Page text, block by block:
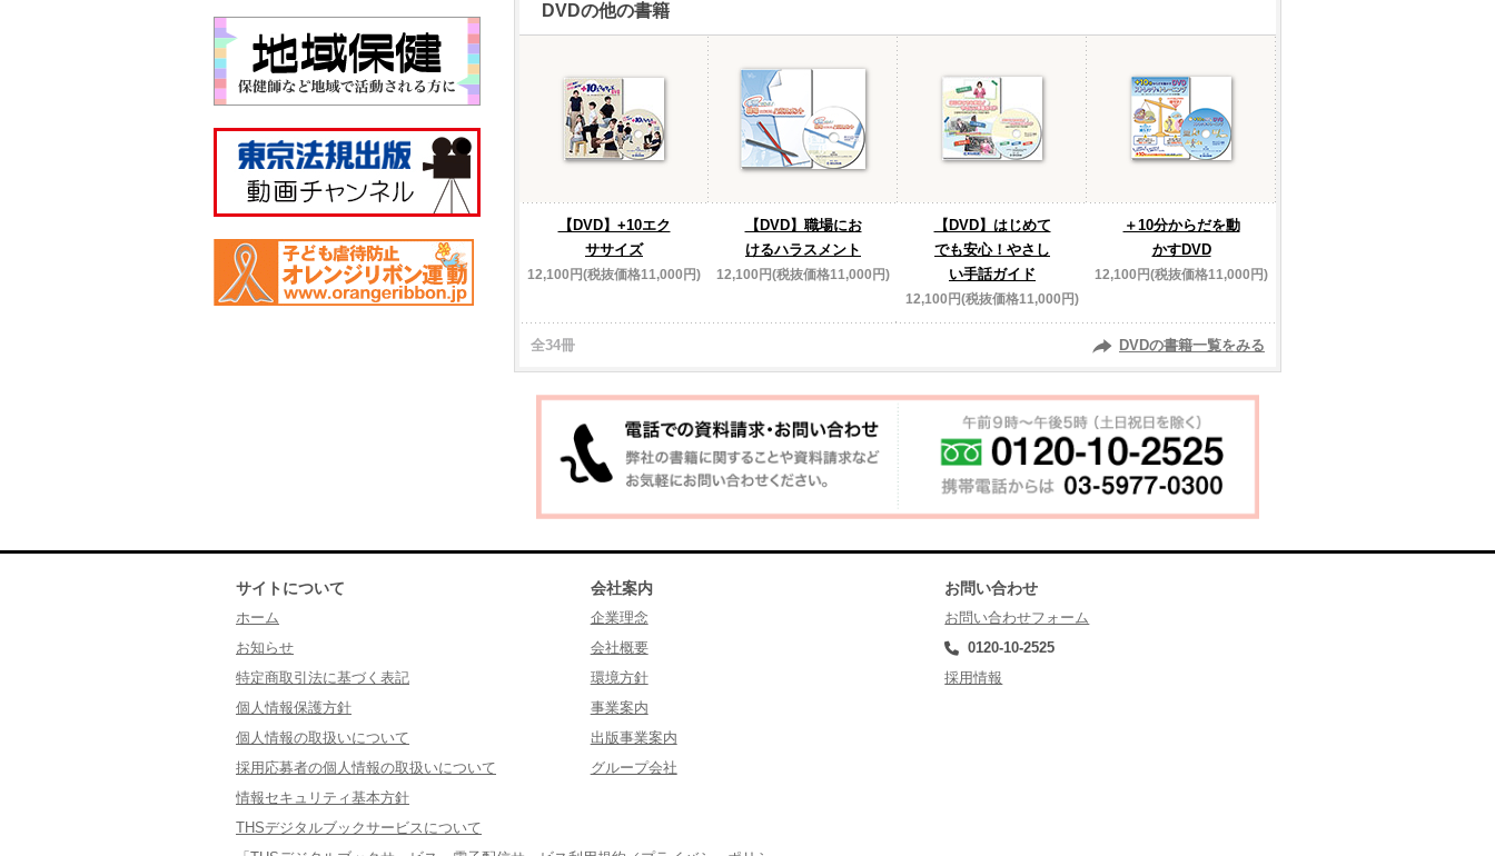
DVDの他の書籍
【DVD】+10エク
ササイズ
12,100円(税抜価格11,000円)
【DVD】職場にお
けるハラスメント
12,100円(税抜価格11,000円)
【DVD】はじめて
でも安心！やさし
い手話ガイド
12,100円(税抜価格11,000円)
＋10分からだを動
かすDVD
12,100円(税抜価格11,000円)
全34冊 DVDの書籍一覧をみる
サイトについて
ホーム
お知らせ
特定商取引法に基づく表記
個人情報保護方針
個人情報の取扱いについて
採用応募者の個人情報の取扱いについて
情報セキュリティ基本方針
THSデジタルブックサービスについて
会社案内
企業理念
会社概要
環境方針
事業案内
出版事業案内
グループ会社
お問い合わせ
お問い合わせフォーム
0120-10-2525
採用情報